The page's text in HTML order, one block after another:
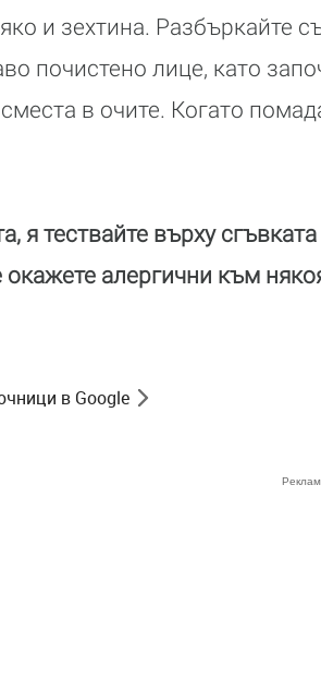
и зехтина. Разбъркайте
почистено лице, като
в очите. Когато
я тествайте върху
окажете алергични към
в Google